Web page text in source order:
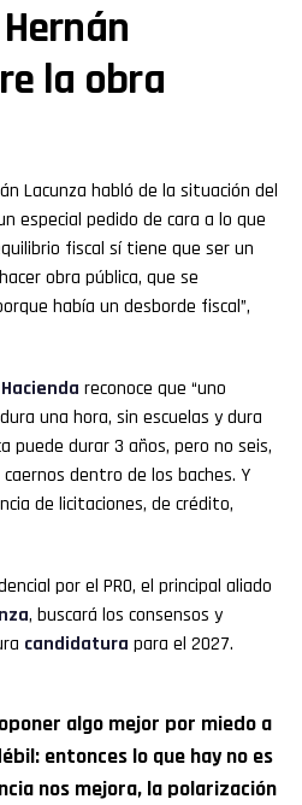
la obra
Lacunza habló de la situación del
especial pedido de cara a lo que
fiscal sí tiene que ser un
obra pública, que se
había un desborde fiscal”,
reconoce que “uno
una hora, sin escuelas y dura
puede durar 3 años, pero no seis,
dentro de los baches. Y
de licitaciones, de crédito,
por el PRO, el principal aliado
, buscará los consensos y
candidatura para el 2027.
algo mejor por miedo a
entonces lo que hay no es
nos mejora, la polarización